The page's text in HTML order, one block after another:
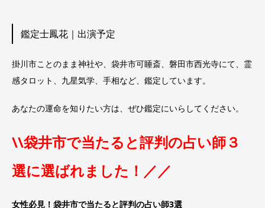
鑑定士鳳花｜出演予定
掛川市ことのまま神社や、袋井市可睡斎、磐田市西光寺にて、霊
感タロット、九星気学、手相など、鑑定しています。
あなたの運命を知りたい方は、ぜひ鑑定にいらしてください。
\\袋井市で当たると評判の占い師３
選に選ばれました！／／
女性必見！袋井市で当たると評判の占い師3選